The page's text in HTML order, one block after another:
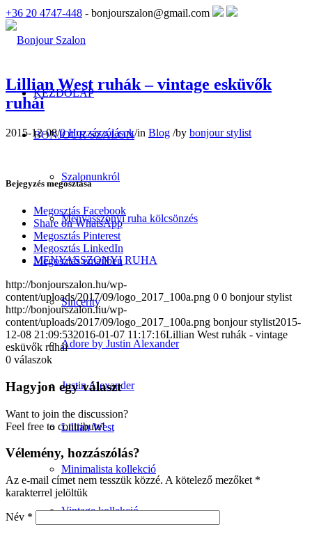
+36 20 4747-448 - bonjourszalon@gmail.com
KEZDŐLAP
BONJOUR SZALON
Szalonunkról
Menyasszonyi ruha kölcsönzés
MENYASSZONYI RUHA
Sincerity
Adore by Justin Alexander
Justin Alexander
Lillian West
Minimalista kollekció
Vintage kollekció
Lillian West ruhák – vintage esküvők
ruhái
2015-12-08/0 Hozzászólások/in Blog /by bonjour stylist
Bejegyzés megosztása
Megosztás Facebook
Share on WhatsApp
Megosztás Pinterest
Megosztás LinkedIn
Megosztás emailben
http://bonjourszalon.hu/wp-
content/uploads/2017/09/logo_2017_100a.png 0 0 bonjour stylist
http://bonjourszalon.hu/wp-
content/uploads/2017/09/logo_2017_100a.png bonjour stylist2015-
12-08 21:09:532016-01-07 11:17:16Lillian West ruhák - vintage
esküvők ruhái
0 válaszok
Hagyjon egy választ
Want to join the discussion?
Feel free to contribute!
Vélemény, hozzászólás?
Az e-mail címet nem tesszük közzé. A kötelező mezőket *
karakterrel jelöltük
Név *